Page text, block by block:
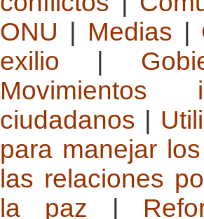
ONU
Medias
exilio
Movimientos
ciudadanos
para manejar
las relaciones
la paz